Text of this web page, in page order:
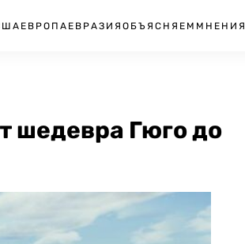
ЕВРОПА ЕВРАЗИЯ ОБЪЯСНЯЕМ МНЕНИЯ
шедевра Гюго до